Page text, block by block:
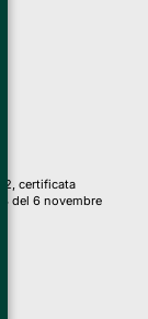
certificata
del 6 novembre